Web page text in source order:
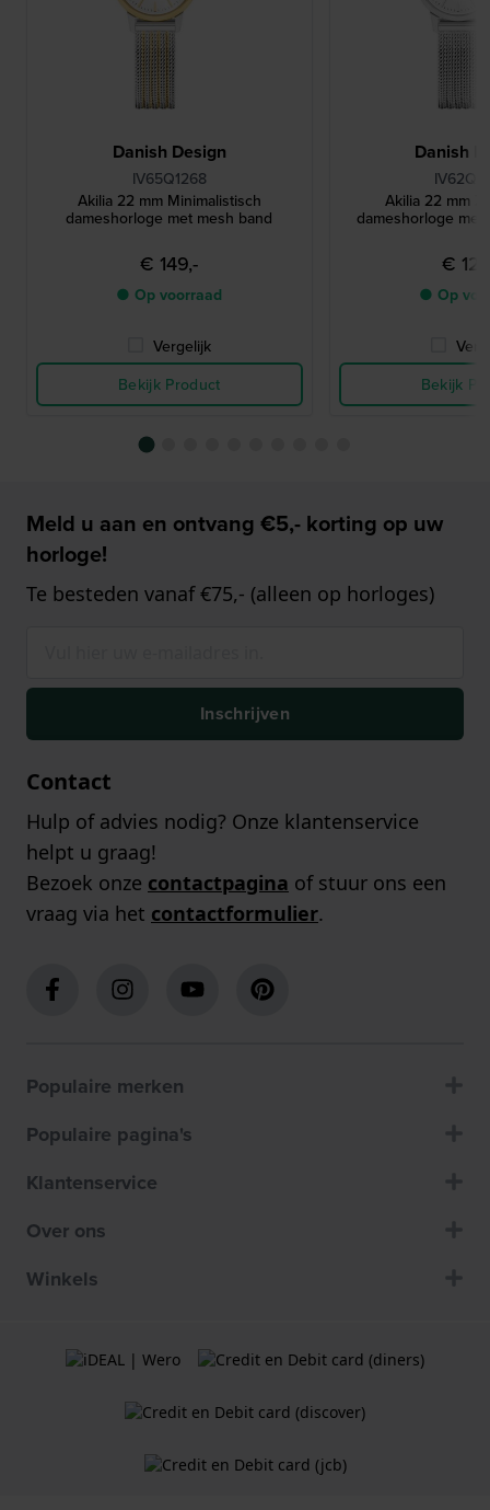
Danish Design
IV65Q1268
Akilia 22 mm Minimalistisch
dameshorloge met mesh band
€ 149,-
● Op voorraad
Vergelijk
Bekijk Product
Danish
Akilia 22 mm
dameshorloge met
€
● Op
Bekijk
Meld u aan en ontvang €5,- korting op uw
horloge!
Te besteden vanaf €75,- (alleen op horloges)
Inschrijven
Contact
Hulp of advies nodig? Onze klantenservice
helpt u graag!
Bezoek onze contactpagina of stuur ons een
vraag via het contactformulier.
Populaire merken
Populaire pagina's
Klantenservice
Over ons
Winkels